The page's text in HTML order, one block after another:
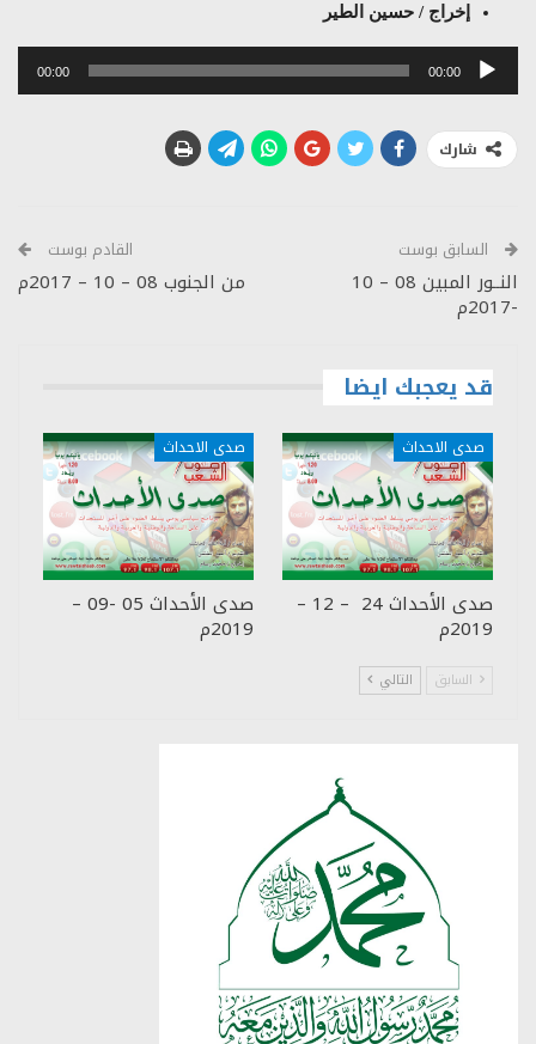
إخراج / حسين الطير
مشغل
00:00
00:00
شارك
السابق بوست
النــور المبين 08 – 10
-2017م
القادم بوست
من الجنوب 08 – 10 – 2017م
قد يعجبك ايضا
صدى الاحداث
صدى الأحداث 24 – 12 –
2019م
صدى الاحداث
صدى الأحداث 05 -09 –
2019م
السابق التالي